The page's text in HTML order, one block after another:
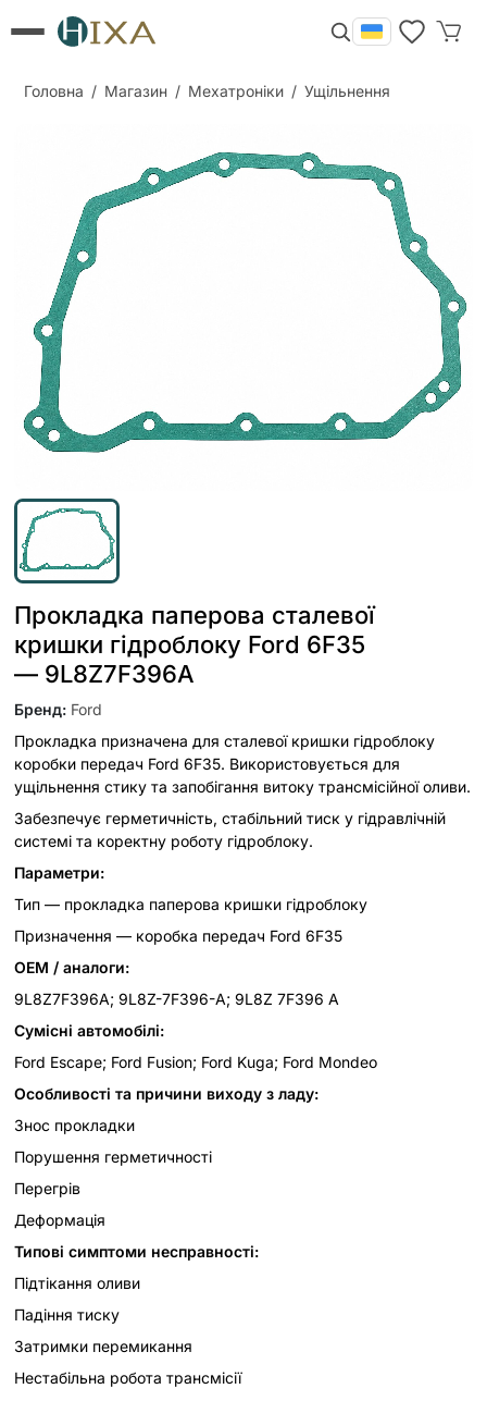
Головна / Магазин / Мехатроніки / Ущільнення
Прокладка паперова сталевої
кришки гідроблоку Ford 6F35
— 9L8Z7F396A
Бренд: Ford
Прокладка призначена для сталевої кришки гідроблоку
коробки передач Ford 6F35. Використовується для
ущільнення стику та запобігання витоку трансмісійної оливи.
Забезпечує герметичність, стабільний тиск у гідравлічній
системі та коректну роботу гідроблоку.
Параметри:
Тип — прокладка паперова кришки гідроблоку
Призначення — коробка передач Ford 6F35
OEM / аналоги:
9L8Z7F396A; 9L8Z-7F396-A; 9L8Z 7F396 A
Сумісні автомобілі:
Ford Escape; Ford Fusion; Ford Kuga; Ford Mondeo
Особливості та причини виходу з ладу:
Знос прокладки
Порушення герметичності
Перегрів
Деформація
Типові симптоми несправності:
Підтікання оливи
Падіння тиску
Затримки перемикання
Нестабільна робота трансмісії